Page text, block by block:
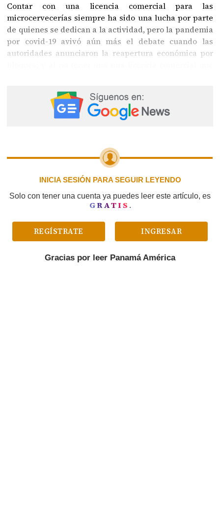
Contar con una licencia comercial para las
microcervecerías siempre ha sido una lucha por parte
de quienes se dedican a la actividad, pero la pandemia
por covid-19 avivó aún más el debate cuando las
autoridades anunciaron la reapertura económica por
o restaurante.
INICIA SESIÓN PARA SEGUIR LEYENDO
Solo con tener una cuenta ya puedes leer este artículo, es
GRATIS .
REGÍSTRATE INGRESAR
Gracias por leer Panamá América